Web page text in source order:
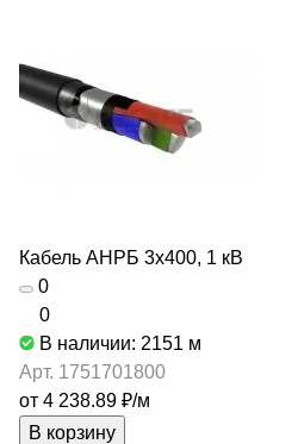
Кабель АНРБ 3х400, 1 кВ
0
0
В наличии: 2151 м
Арт. 1751701800
от 4 238.89 ₽/м
В корзину